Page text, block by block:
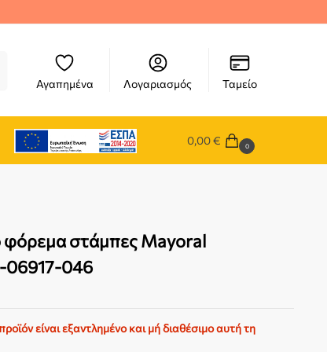
Αγαπημένα Λογαριασμός Ταμείο
0,00€ 0
φόρεμα στάμπες Mayoral
06917-046
είναι εξαντλημένο και μή διαθέσιμο αυτή τη